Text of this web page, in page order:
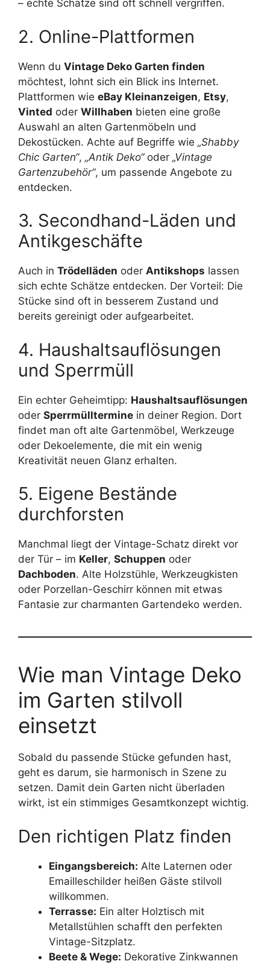
– echte Schätze sind oft schnell vergriffen.
2. Online-Plattformen
Wenn du Vintage Deko Garten finden
möchtest, lohnt sich ein Blick ins Internet.
Plattformen wie eBay Kleinanzeigen, Etsy,
Vinted oder Willhaben bieten eine große
Auswahl an alten Gartenmöbeln und
Dekostücken. Achte auf Begriffe wie „Shabby
Chic Garten“, „Antik Deko“oder „Vintage
Gartenzubehör“, um passende Angebote zu
entdecken.
3. Secondhand-Läden und
Antikgeschäfte
Auch in Trödelläden oder Antikshops lassen
sich echte Schätze entdecken. Der Vorteil: Die
Stücke sind oft in besserem Zustand und
bereits gereinigt oder aufgearbeitet.
4. Haushaltsauflösungen
und Sperrmüll
Ein echter Geheimtipp: Haushaltsauflösungen
oder Sperrmülltermine in deiner Region. Dort
findet man oft alte Gartenmöbel, Werkzeuge
oder Dekoelemente, die mit ein wenig
Kreativität neuen Glanz erhalten.
5. Eigene Bestände
durchforsten
Manchmal liegt der Vintage-Schatz direkt vor
der Tür – im Keller, Schuppen oder
Dachboden. Alte Holzstühle, Werkzeugkisten
oder Porzellan-Geschirr können mit etwas
Fantasie zur charmanten Gartendeko werden.
Wie man Vintage Deko
im Garten stilvoll
einsetzt
Sobald du passende Stücke gefunden hast,
geht es darum, sie harmonisch in Szene zu
setzen. Damit dein Garten nicht überladen
wirkt, ist ein stimmiges Gesamtkonzept wichtig.
Den richtigen Platz finden
Eingangsbereich: Alte Laternen oder
Emailleschilder heißen Gäste stilvoll
willkommen.
Terrasse: Ein alter Holztisch mit
Metallstühlen schafft den perfekten
Vintage-Sitzplatz.
Beete & Wege: Dekorative Zinkwannen